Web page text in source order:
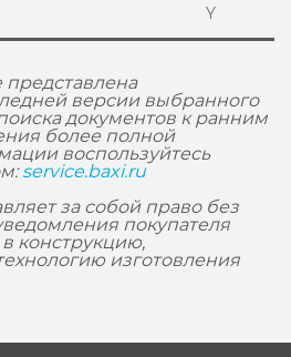
Y
версии выбранного
документов к ранним
более полной
воспользуйтесь
service.baxi.ru
за собой право без
покупателя
конструкцию,
изготовления